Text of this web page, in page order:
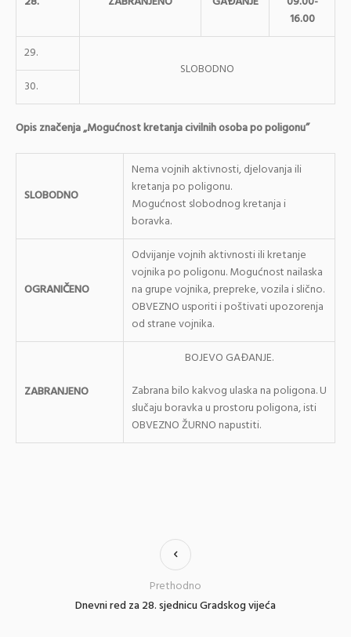
16.00
29.
SLOBODNO
30.
Opis značenja „Mogućnost kretanja civilnih osoba po poligonu”
SLOBODNO
Nema vojnih aktivnosti, djelovanja ili
kretanja po poligonu.
Mogućnost slobodnog kretanja i
boravka.
OGRANIČENO
Odvijanje vojnih aktivnosti ili kretanje
vojnika po poligonu. Mogućnost nailaska
na grupe vojnika, prepreke, vozila i slično.
OBVEZNO usporiti i poštivati upozorenja
od strane vojnika.
ZABRANJENO
BOJEVO GAĐANJE.
Zabrana bilo kakvog ulaska na poligona. U
slučaju boravka u prostoru poligona, isti
OBVEZNO ŽURNO napustiti.
Dnevni red za 28. sjednicu Gradskog vijeća
Prethodno